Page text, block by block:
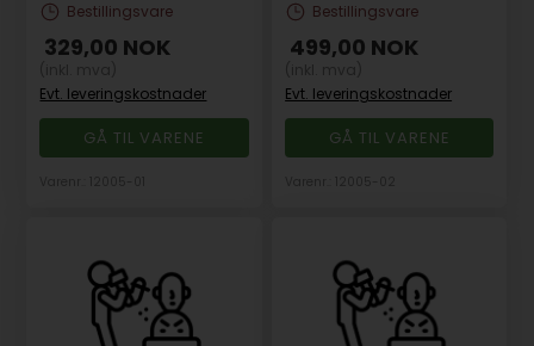
Bestillingsvare
329,00 NOK
Evt. leveringskostnader
GÅ TIL VARENE
Bestillingsvare
499,00 NOK
Evt. leveringskostnader
GÅ TIL VARENE